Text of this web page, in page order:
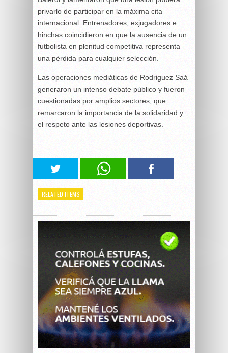
privarlo de participar en la máxima cita
internacional. Entrenadores, exjugadores e
hinchas coincidieron en que la ausencia de un
futbolista en plenitud competitiva representa
una pérdida para cualquier selección.
Las operaciones mediáticas de Rodriguez Saá
generaron un intenso debate público y fueron
cuestionadas por amplios sectores, que
remarcaron la importancia de la solidaridad y
el respeto ante las lesiones deportivas.
RELATED ITEMS